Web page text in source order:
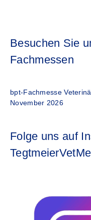
Besuchen Sie
Fachmessen
bpt-Fachmesse
November 2026
Folge uns auf